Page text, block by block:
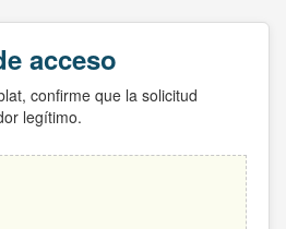
acceso
confirme que la solicitud
legítimo.